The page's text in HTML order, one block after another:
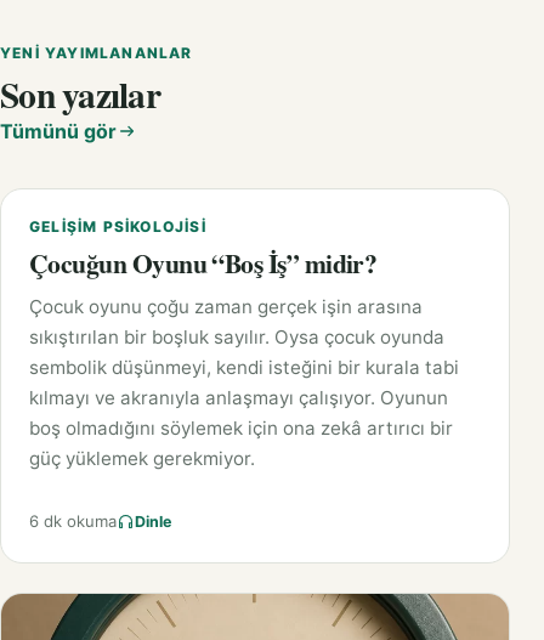
YENI YAYIMLANANLAR
Son yazılar
Tümünü gör
GELIŞIM PSIKOLOJISI
Çocuğun Oyunu “Boş İş” midir?
Çocuk oyunu çoğu zaman gerçek işin arasına
sıkıştırılan bir boşluk sayılır. Oysa çocuk oyunda
sembolik düşünmeyi, kendi isteğini bir kurala tabi
kılmayı ve akranıyla anlaşmayı çalışıyor. Oyunun
boş olmadığını söylemek için ona zekâ artırıcı bir
güç yüklemek gerekmiyor.
6 dk okuma Dinle